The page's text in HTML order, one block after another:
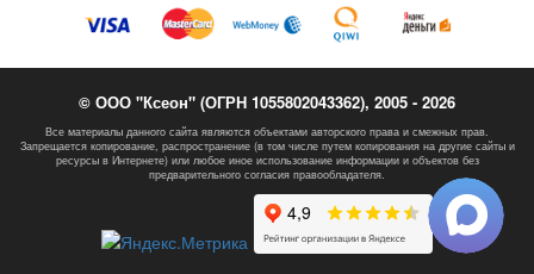
© ООО "Ксеон" (ОГРН 1055802043362), 2005 - 2026
Все материалы данного сайта являются объектами авторского права и смежных прав.
Запрещается копирование, распространение (в том числе путем копирования на другие сайты и
ресурсы в Интернете) или любое иное использование информации и объектов без
предварительного согласия правообладателя.